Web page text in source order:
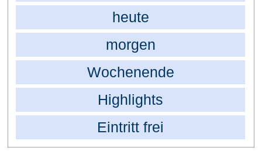
heute
morgen
Wochenende
Highlights
Eintritt frei